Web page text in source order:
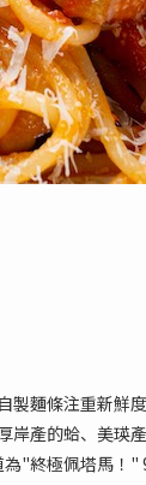
麵條注重新鮮
產的蛤、美瑛
"終極佩塔馬！